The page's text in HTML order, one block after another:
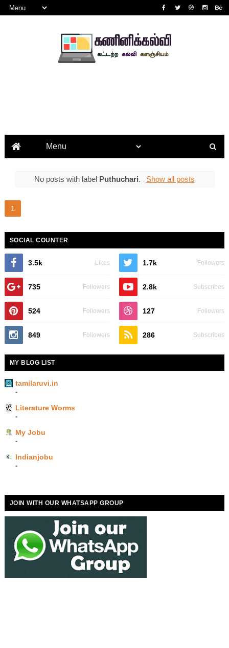
No posts with label Puthuchari. Show all posts
1
SOCIAL COUNTER
3.5k Likes 1.7k Followers
735 Followers 2.8k Subscribes
524 Followers 127 Followers
849 Followers 286 Subscribes
MY BLOG LIST
tamilaruvi.in
-
Literature Worms
-
My Jobu
-
Indianjobu
-
JOIN WITH OUR WHATSAPP GROUP